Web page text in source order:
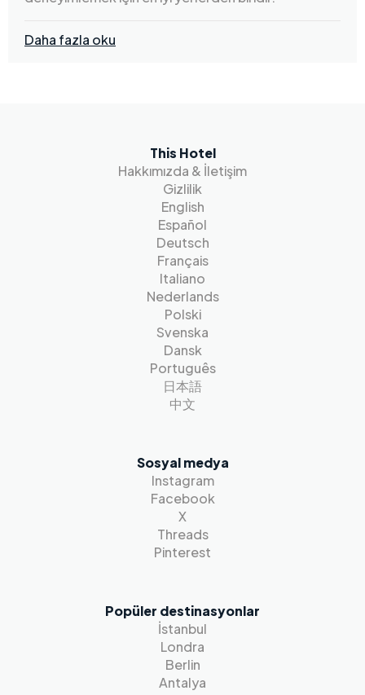
Daha fazla oku
This Hotel
Hakkımızda & İletişim
Gizlilik
English
Español
Deutsch
Français
Italiano
Nederlands
Polski
Svenska
Dansk
Português
日本語
中文
Sosyal medya
Instagram
Facebook
X
Threads
Pinterest
Popüler destinasyonlar
İstanbul
Londra
Berlin
Antalya